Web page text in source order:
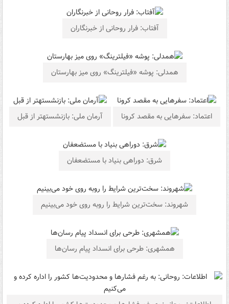
آفتاب: فرار روحانی از خبرنگاران
همدلی: پوشه «فیلترینگ» روی میز بهارستان
اعتماد: سفرهایی به مقصد کرونا آرمان ملی: بازنشسته‎تر از قبل
شرق: دوراهی بنیاد با مستضعفان
شهروند: سخت‌ترین شرایط را روبه روی خود می‌بینیم
همشهری: طرحی برای انسداد پیام رسان‌ها